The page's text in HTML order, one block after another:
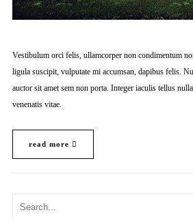
Vestibulum orci felis, ullamcorper non condimentum
ligula suscipit, vulputate mi accumsan, dapibus felis.
auctor sit amet sem non porta. Integer iaculis tellus
venenatis vitae.
read more